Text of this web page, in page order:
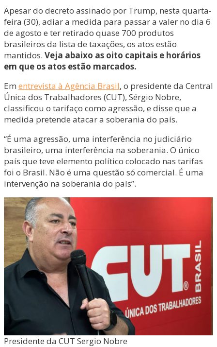
Apesar do decreto assinado por Trump, nesta quarta-
feira (30), adiar a medida para passar a valer no dia 6
de agosto e ter retirado quase 700 produtos
brasileiros da lista de taxações, os atos estão
mantidos. Veja abaixo as oito capitais e horários
em que os atos estão marcados.
Em entrevista à Agência Brasil, o presidente da Central
Única dos Trabalhadores (CUT), Sérgio Nobre,
classificou o tarifaço como agressão, e disse que a
medida pretende atacar a soberania do país.
“É uma agressão, uma interferência no judiciário
brasileiro, uma interferência na soberania. O único
país que teve elemento político colocado nas tarifas
foi o Brasil. Não é uma questão só comercial. É uma
intervenção na soberania do país”.
Presidente da CUT Sergio Nobre